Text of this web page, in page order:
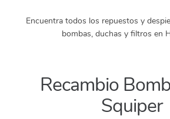
Encuentra todos los repuestos y
bombas, duchas y filtros en
Recambio
Squiper